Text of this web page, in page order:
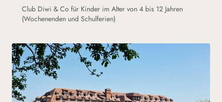
Club Diwi & Co für Kinder im Alter von 4 bis 12 Jahren
(Wochenenden und Schulferien)